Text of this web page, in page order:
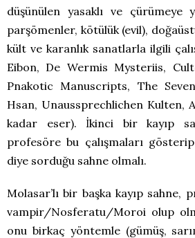
düşünülen yasaklı ve çürümeye
parşömenler, kötülük (evil),
kült ve karanlık sanatlarla ilgili
Eibon, De Wermis Mysteriis,
Pnakotic Manuscripts, The
Hsan, Unaussprechlichen Kulten,
kadar eser). İkinci bir kayıp
profesöre bu çalışmaları
diye sorduğu sahne olmalı.
Molasar’lı bir başka kayıp sahne,
vampir/Nosferatu/Moroi olup
onu birkaç yöntemle (gümüş,